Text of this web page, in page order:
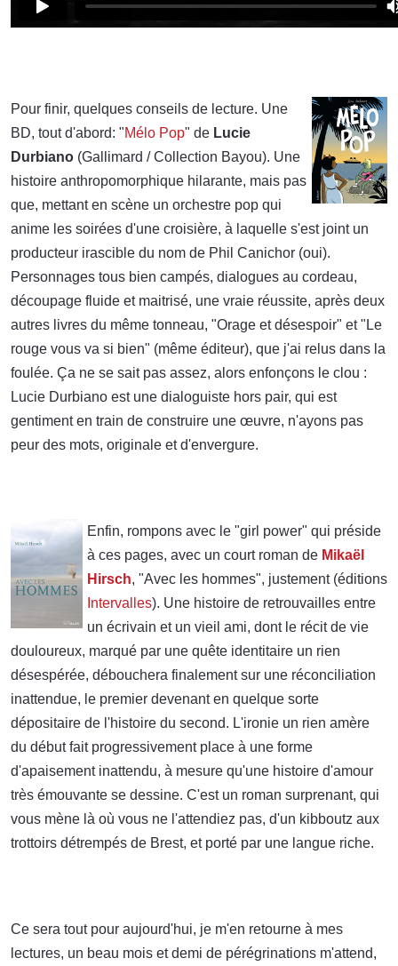
Pour finir, quelques conseils de lecture. Une
BD, tout d'abord: "Mélo Pop" de Lucie
Durbiano (Gallimard / Collection Bayou). Une
histoire anthropomorphique hilarante, mais pas
que, mettant en scène un orchestre pop qui
anime les soirées d'une croisière, à laquelle s'est joint un
producteur irascible du nom de Phil Canichor (oui).
Personnages tous bien campés, dialogues au cordeau,
découpage fluide et maitrisé, une vraie réussite, après deux
autres livres du même tonneau, "Orage et désespoir" et "Le
rouge vous va si bien" (même éditeur), que j'ai relus dans la
foulée. Ça ne se sait pas assez, alors enfonçons le clou :
Lucie Durbiano est une dialoguiste hors pair, qui est
gentiment en train de construire une œuvre, n'ayons pas
peur des mots, originale et d'envergure.
Enfin, rompons avec le "girl power" qui préside
à ces pages, avec un court roman de Mikaël
Hirsch, "Avec les hommes", justement (éditions
Intervalles). Une histoire de retrouvailles entre
un écrivain et un vieil ami, dont le récit de vie
douloureux, marqué par une quête identitaire un rien
désespérée, débouchera finalement sur une réconciliation
inattendue, le premier devenant en quelque sorte
dépositaire de l'histoire du second. L'ironie un rien amère
du début fait progressivement place à une forme
d'apaisement inattendu, à mesure qu'une histoire d'amour
très émouvante se dessine. C'est un roman surprenant, qui
vous mène là où vous ne l'attendiez pas, d'un kibboutz aux
trottoirs détrempés de Brest, et porté par une langue riche.
Ce sera tout pour aujourd'hui, je m'en retourne à mes
lectures, un beau mois et demi de pérégrinations m'attend,